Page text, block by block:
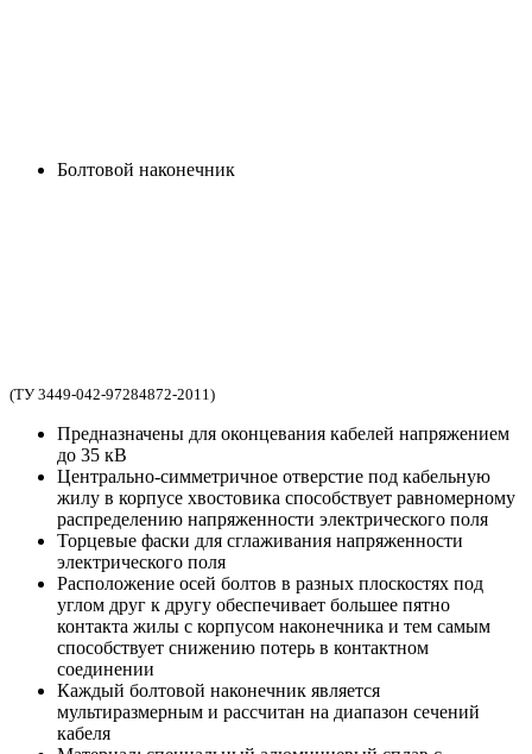
Болтовой наконечник
(ТУ 3449-042-97284872-2011)
Предназначены для оконцевания кабелей напряжением
до 35 кВ
Центрально-симметричное отверстие под кабельную
жилу в корпусе хвостовика способствует равномерному
распределению напряженности электрического поля
Торцевые фаски для сглаживания напряженности
электрического поля
Расположение осей болтов в разных плоскостях под
углом друг к другу обеспечивает большее пятно
контакта жилы с корпусом наконечника и тем самым
способствует снижению потерь в контактном
соединении
Каждый болтовой наконечник является
мультиразмерным и рассчитан на диапазон сечений
кабеля